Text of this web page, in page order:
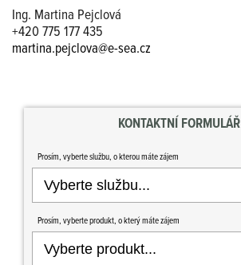
Ing. Martina Pejclová
+420 775 177 435
martina.pejclova@e-sea.cz
KONTAKTNÍ FORMULÁŘ
Prosím, vyberte službu, o kterou máte zájem
Prosím, vyberte produkt, o který máte zájem